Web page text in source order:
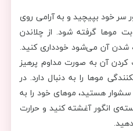
سر خود بپیچید و به آرامی روی
موها گرفته شود. از چلاندن
آن می‌شود خودداری کنید.
آن به صورت مداوم پرهیز
موها را به دنبال دارد. در
هستید، موهای خود را به
انگور آغشته کنید و حرارت